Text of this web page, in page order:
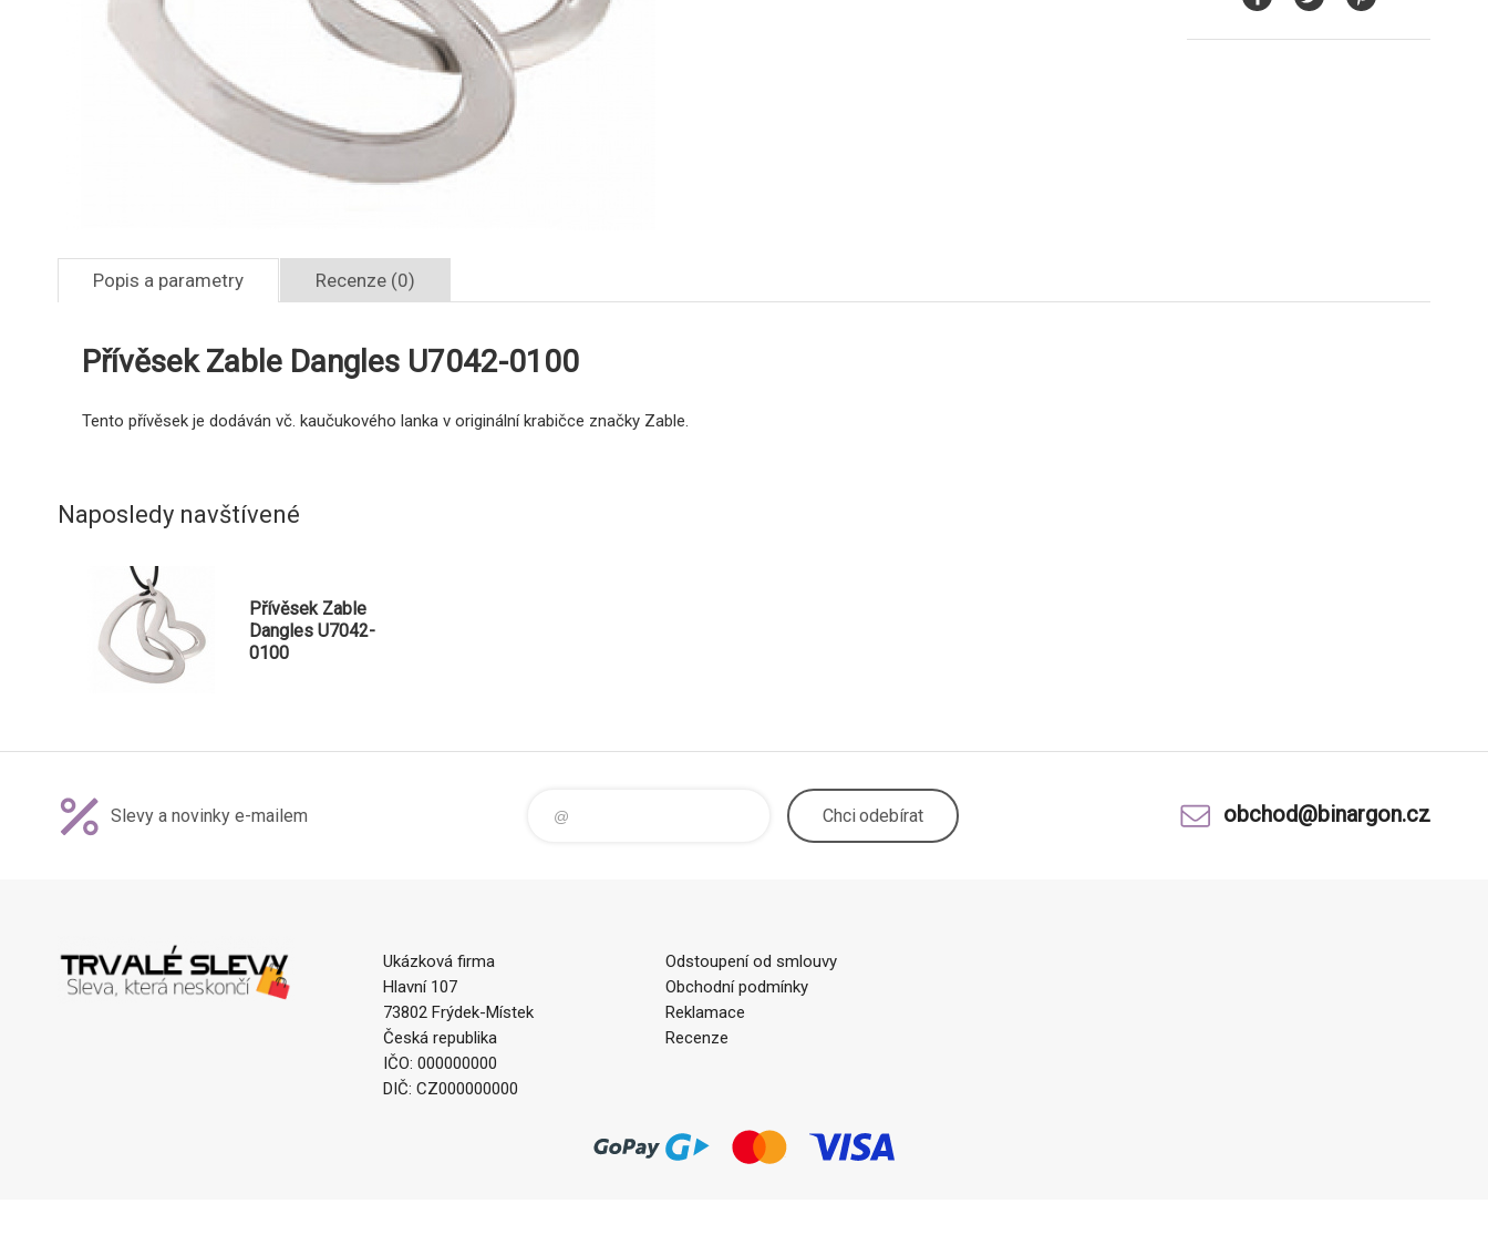
Popis a parametry Recenze (0)
Přívěsek Zable Dangles U7042-0100
Tento přívěsek je dodáván vč. kaučukového lanka v originální krabičce značky Zable.
Naposledy navštívené
Přívěsek Zable
Dangles U7042-
0100
Slevy a novinky e-mailem Chciodebírat obchod@binargon.cz
Ukázková firma
Hlavní 107
73802 Frýdek-Místek
Česká republika
IČO: 000000000
DIČ: CZ000000000
Odstoupení od smlouvy
Obchodní podmínky
Reklamace
Recenze